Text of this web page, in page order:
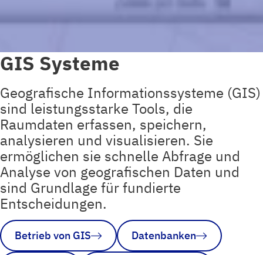
GIS Systeme
Geografische Informationssysteme (GIS)
sind leistungsstarke Tools, die
Raumdaten erfassen, speichern,
analysieren und visualisieren. Sie
ermöglichen sie schnelle Abfrage und
Analyse von geografischen Daten und
sind Grundlage für fundierte
Entscheidungen.
Betrieb von GIS Datenbanken